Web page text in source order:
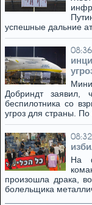
успешные дальние
08:36
Добриндт заявил,
беспилотника со
угроз для страны. По
08:32
На
произошла драка,
болельщика